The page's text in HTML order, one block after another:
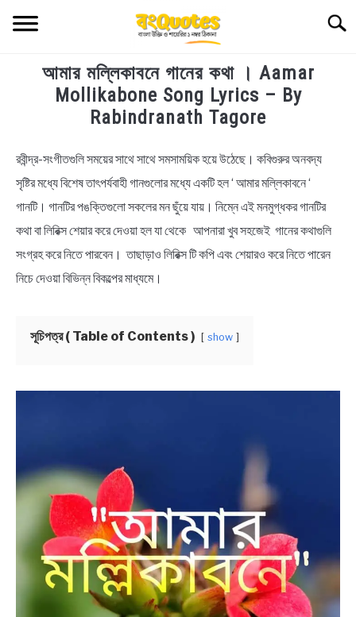
TECHNOLOGY
HEALTH & LIFESTYLE
BIOGRAPHY
EDUCATIONAL
BENGALI WISHES
NEWS
BENGALI LYRICS
BENGALI STORIES
আমার মল্লিকাবনে গানের কথা । Aamar
Mollikabone Song Lyrics – By
Rabindranath Tagore
in
Bengali
Lyrics
রবীন্দ্র-সংগীতগুলি সময়ের সাথে সাথে সমসাময়িক হয়ে উঠেছে। কবিগুরুর অনবদ্য
সৃষ্টির মধ্যে বিশেষ তাৎপর্যবাহী গানগুলোর মধ্যে একটি হল ‘ আমার মল্লিকাবনে ‘
গানটি। গানটির পঙক্তিগুলো সকলের মন ছুঁয়ে যায়। নিম্নে এই মনমুগ্ধকর গানটির
কথা বা লিরিক্স শেয়ার করে দেওয়া হল যা থেকে আপনারা খুব সহজেই গানের কথাগুলি
সংগ্রহ করে নিতে পারবেন। তাছাড়াও লিরিক্স টি কপি এবং শেয়ারও করে নিতে পারেন
নিচে দেওয়া বিভিন্ন বিকল্পের মাধ্যমে।
সূচিপত্র ( Table of Contents ) show